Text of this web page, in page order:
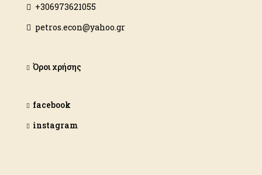
+306973621055
petros.econ@yahoo.gr
Όροι χρήσης
facebook
instagram